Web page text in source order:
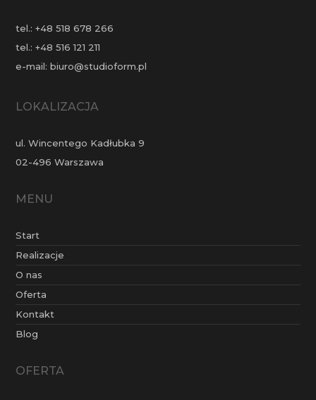
tel.:+48 518 678 266
tel.:+48 516 121 211
e-mail:biuro@studioform.pl
LOKALIZACJA
ul. Wincentego Kadłubka 9
02-496 Warszawa
MENU
Start
Realizacje
O nas
Oferta
Kontakt
Blog
OFERTA